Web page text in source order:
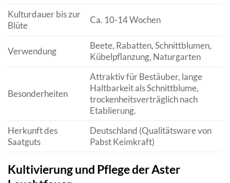
Kulturdauer bis zur
Blüte
Ca. 10-14 Wochen
Verwendung
Beete, Rabatten, Schnittblumen,
Kübelpflanzung, Naturgarten
Besonderheiten
Attraktiv für Bestäuber, lange
Haltbarkeit als Schnittblume,
trockenheitsverträglich nach
Etablierung.
Herkunft des
Saatguts
Deutschland (Qualitätsware von
Pabst Keimkraft)
Kultivierung und Pflege der Aster